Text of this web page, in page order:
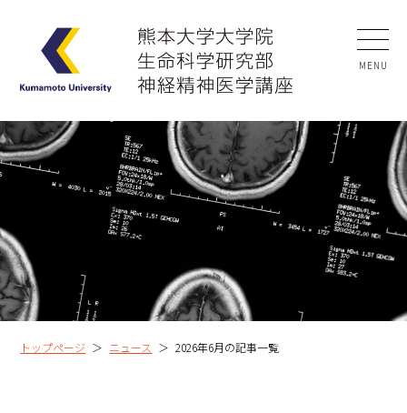
MENU
トップページ ＞ ニュース ＞ 2026年6月の記事一覧